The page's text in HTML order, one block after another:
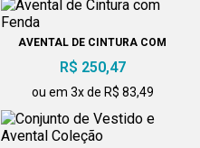
AVENTAL DE CINTURA COM
R$ 250,47
ou em 3x de R$ 83,49